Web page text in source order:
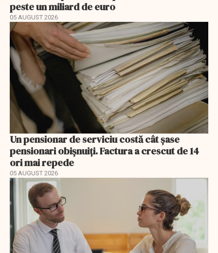
peste un miliard de euro
05 AUGUST 2026
Un pensionar de serviciu costă cât șase
pensionari obișnuiți. Factura a crescut de 14
ori mai repede
05 AUGUST 2026